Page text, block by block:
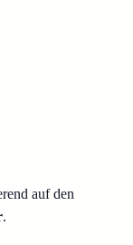
auf den
.